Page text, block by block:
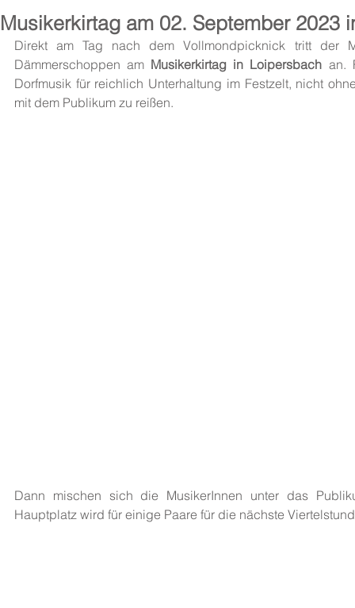
Musikerkirtag am 02. September 2023
Direkt am Tag nach dem Vollmondpicknick tritt der
Dämmerschoppen am Musikerkirtag in Loipersbach an.
Dorfmusik für reichlich Unterhaltung im Festzelt, nicht
mit dem Publikum zu reißen.
Dann mischen sich die MusikerInnen unter das
Hauptplatz wird für einige Paare für die nächste